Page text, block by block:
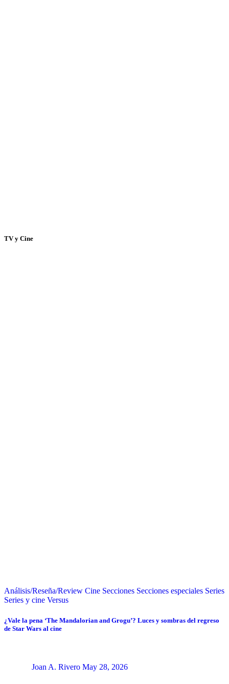
TV y Cine
Análisis/Reseña/Review Cine Secciones Secciones especiales Series
Series y cine Versus
¿Vale la pena ‘The Mandalorian and Grogu’? Luces y sombras del regreso
de Star Wars al cine
Joan A. Rivero May 28, 2026